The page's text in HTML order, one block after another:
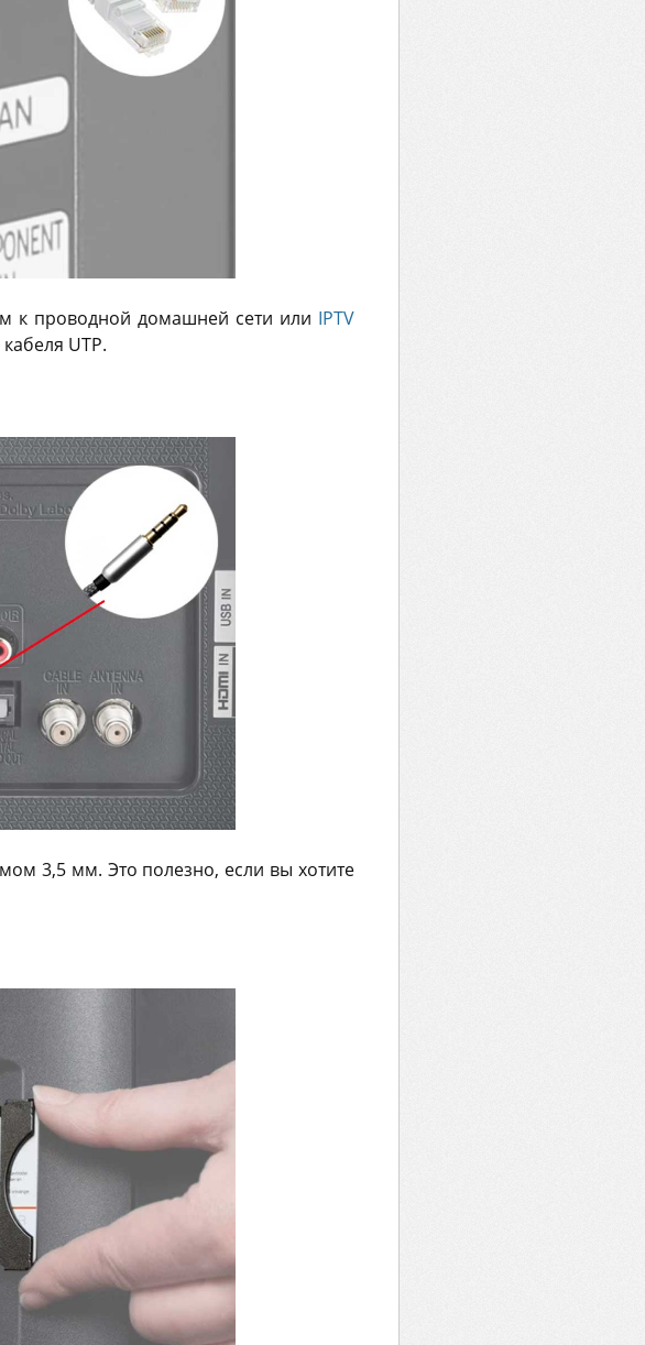
к проводной домашней сети или IPTV
UTP.
3,5 мм. Это полезно, если вы хотите